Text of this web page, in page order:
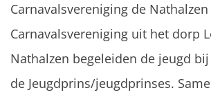
Carnavalsvereniging de
Carnavalsvereniging uit het dorp
Nathalzen begeleiden de jeugd
de Jeugdprins/jeugdprinses.